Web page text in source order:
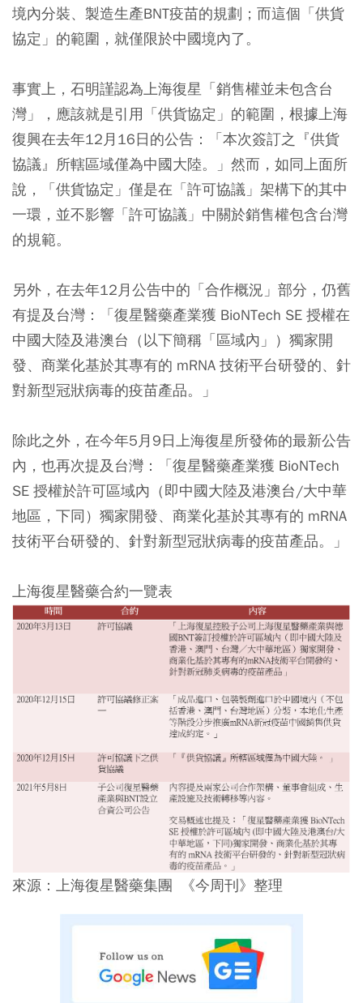
境內分裝、製造生產BNT疫苗的規劃；而這個「供貨
協定」的範圍，就僅限於中國境內了。
事實上，石明謹認為上海復星「銷售權並未包含台
灣」，應該就是引用「供貨協定」的範圍，根據上海
復興在去年12月16日的公告：「本次簽訂之『供貨
協議』所轄區域僅為中國大陸。」然而，如同上面所
說，「供貨協定」僅是在「許可協議」架構下的其中
一環，並不影響「許可協議」中關於銷售權包含台灣
的規範。
另外，在去年12月公告中的「合作概況」部分，仍舊
有提及台灣：「復星醫藥產業獲 BioNTech SE 授權在
中國大陸及港澳台（以下簡稱「區域內」）獨家開
發、商業化基於其專有的 mRNA 技術平台研發的、針
對新型冠狀病毒的疫苗產品。」
除此之外，在今年5月9日上海復星所發佈的最新公告
內，也再次提及台灣：「復星醫藥產業獲 BioNTech
SE 授權於許可區域內（即中國大陸及港澳台/大中華
地區，下同）獨家開發、商業化基於其專有的 mRNA
技術平台研發的、針對新型冠狀病毒的疫苗產品。」
上海復星醫藥合約一覽表
來源：上海復星醫藥集團 《今周刊》整理